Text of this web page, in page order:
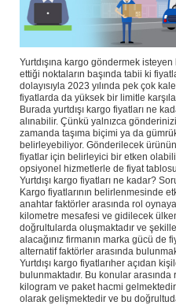
Yurtdışına kargo göndermek
ettiği noktaların başında tabii ki
dolayısıyla 2023 yılında pek çok
fiyatlarda da yüksek bir limitle
Burada yurtdışı kargo fiyatları ne
alınabilir. Çünkü yalnızca
zamanda taşıma biçimi ya da
belirleyebiliyor. Gönderilecek
fiyatlar için belirleyici bir etken
opsiyonel hizmetlerle de fiyat
Yurtdışı kargo fiyatları ne kadar?
Kargo fiyatlarının belirlenmesinde
anahtar faktörler arasında rol
kilometre mesafesi ve gidilecek
doğrultularda oluşmaktadır ve
alacağınız firmanın marka gücü
alternatif faktörler arasında
Yurtdışı kargo fiyatlarıher açıdan
bulunmaktadır. Bu konular
kilogram ve paket hacmi
olarak gelişmektedir ve bu